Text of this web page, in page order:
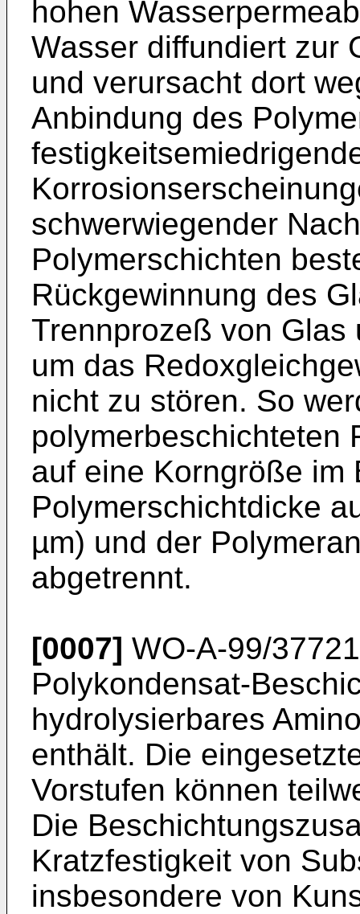
hohen
Wasser diffundiert zur
und verursacht dort
Anbindung des
schwerwiegender
Polymerschichten
Rückgewinnung des
Trennprozeß von Glas
um das
nicht zu stören. So
polymerbeschichteten
auf eine Korngröße im
Polymerschichtdicke
µm) und der
abgetrennt.
[0007] WO-A-99/
Polykondensat-
hydrolysierbares
enthält. Die
Vorstufen können
Die
Kratzfestigkeit von
insbesondere von